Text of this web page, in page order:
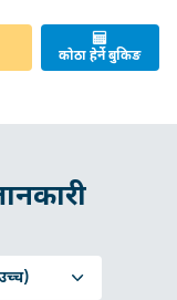
कोठा हेर्ने बुकिङ